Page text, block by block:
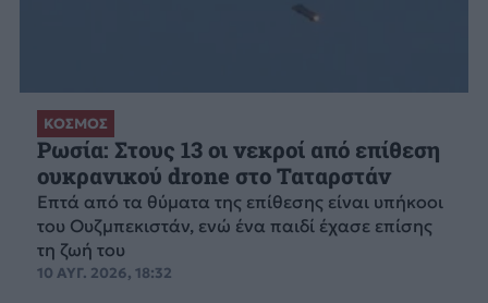
ΚΟΣΜΟΣ
Ρωσία: Στους 13 οι νεκροί από επίθεση
ουκρανικού drone στο Ταταρστάν
Επτά από τα θύματα της επίθεσης είναι υπήκοοι
του Ουζμπεκιστάν, ενώ ένα παιδί έχασε επίσης
τη ζωή του
10 ΑΥΓ. 2026, 18:32